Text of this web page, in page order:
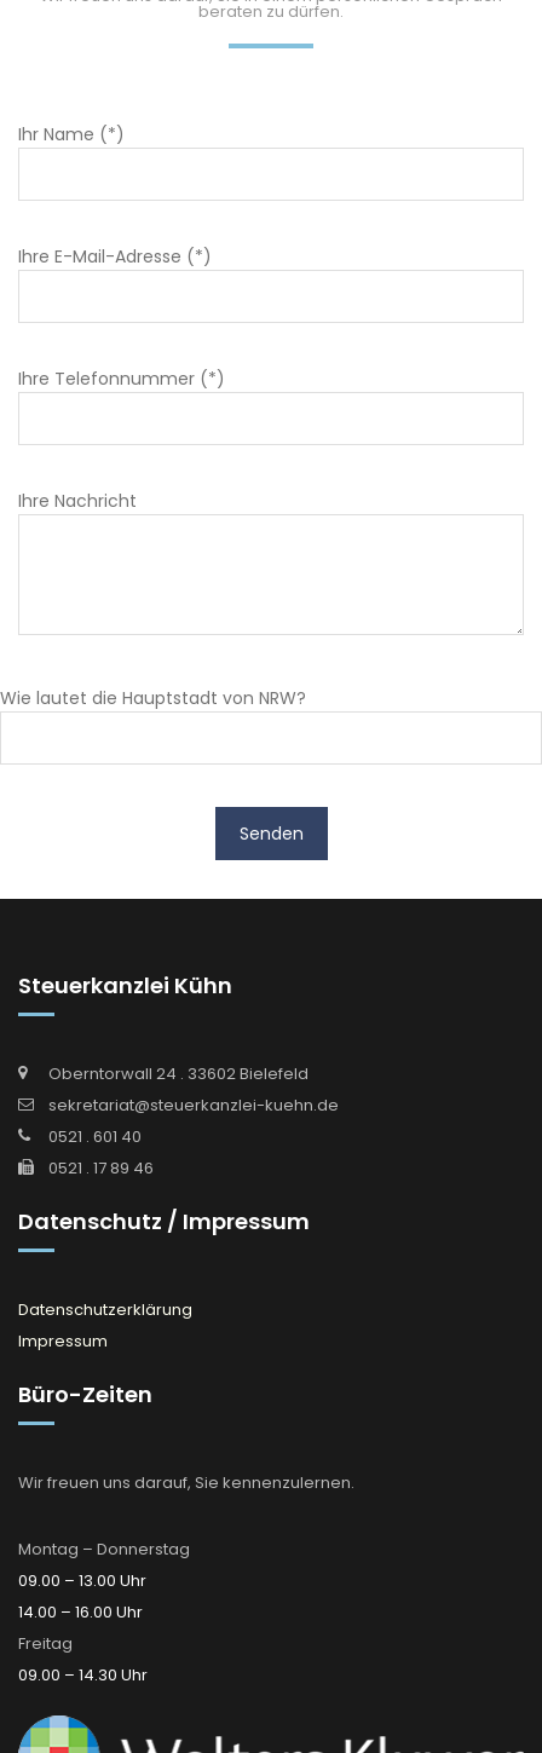
beraten zu dürfen.
Ihr Name (*)
Ihre E-Mail-Adresse (*)
Ihre Telefonnummer (*)
Ihre Nachricht
Wie lautet die Hauptstadt von NRW?
Steuerkanzlei Kühn
Oberntorwall 24 . 33602 Bielefeld
sekretariat@steuerkanzlei-kuehn.de
0521 . 601 40
0521 . 17 89 46
Datenschutz / Impressum
Datenschutzerklärung
Impressum
Büro-Zeiten
Wir freuen uns darauf, Sie kennenzulernen.
Montag – Donnerstag
09.00 – 13.00 Uhr
14.00 – 16.00 Uhr
Freitag
09.00 – 14.30 Uhr